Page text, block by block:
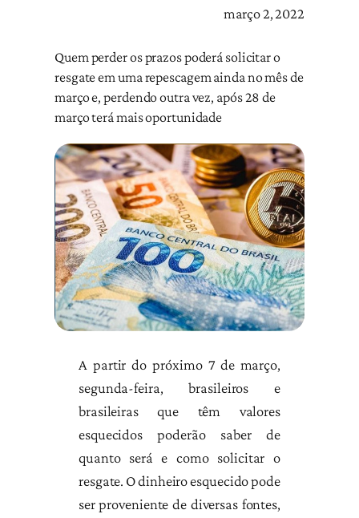
março 2, 2022
Quem perder os prazos poderá solicitar o
resgate em uma repescagem ainda no mês de
março e, perdendo outra vez, após 28 de
março terá mais oportunidade
A partir do próximo 7 de março,
segunda-feira, brasileiros e
brasileiras que têm valores
esquecidos poderão saber de
quanto será e como solicitar o
resgate. O dinheiro esquecido pode
ser proveniente de diversas fontes,